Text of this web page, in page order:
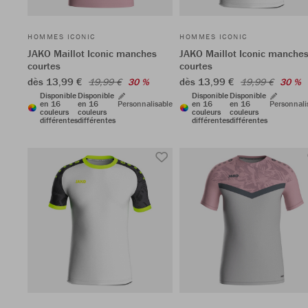
HOMMES ICONIC
JAKO Maillot Iconic manches
courtes
dès 13,99 € 19,99 € 30 %
Disponible
en 16
couleurs
différentes
Disponible
en 16
couleurs
différentes
Personnalisable
HOMMES ICONIC
JAKO Maillot Iconic manches
courtes
dès 13,99 € 19,99 € 30 %
Disponible
en 16
couleurs
différentes
Disponible
en 16
couleurs
différentes